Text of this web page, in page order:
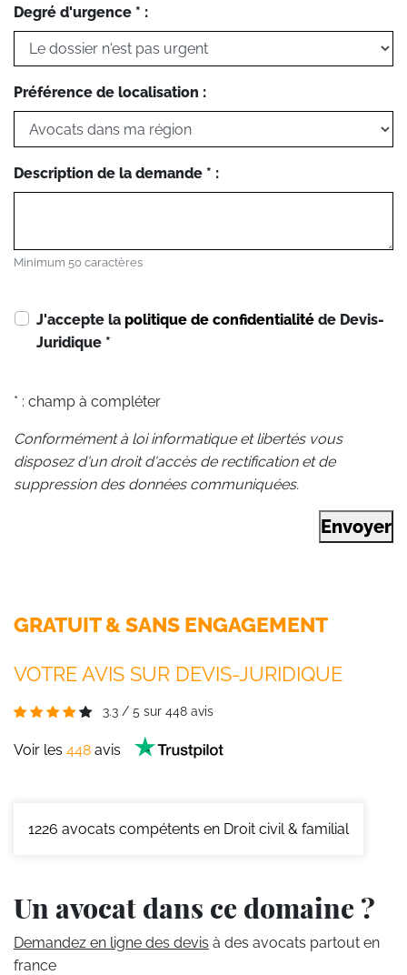
Degré d'urgence * :
Préférence de localisation :
Description de la demande * :
Minimum 50 caractères
J'accepte la politique de confidentialité de Devis-
Juridique *
* : champ à compléter
Conformément à loi informatique et libertés vous
disposez d'un droit d'accès de rectification et de
suppression des données communiquées.
Envoyer
GRATUIT & SANS ENGAGEMENT
VOTRE AVIS SUR DEVIS-JURIDIQUE
3.3 / 5 sur 448 avis
Voir les 448 avis
1226 avocats compétents en Droit civil & familial
Un avocat dans ce domaine ?
Demandez en ligne des devis à des avocats partout en
france